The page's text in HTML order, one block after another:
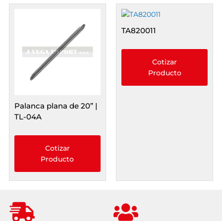
Palanca plana de 20” |
TL-04A
Cotizar
Producto
TA820011
Cotizar
Producto